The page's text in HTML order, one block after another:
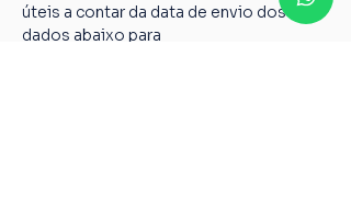
úteis a contar da data de envio dos
dados abaixo para